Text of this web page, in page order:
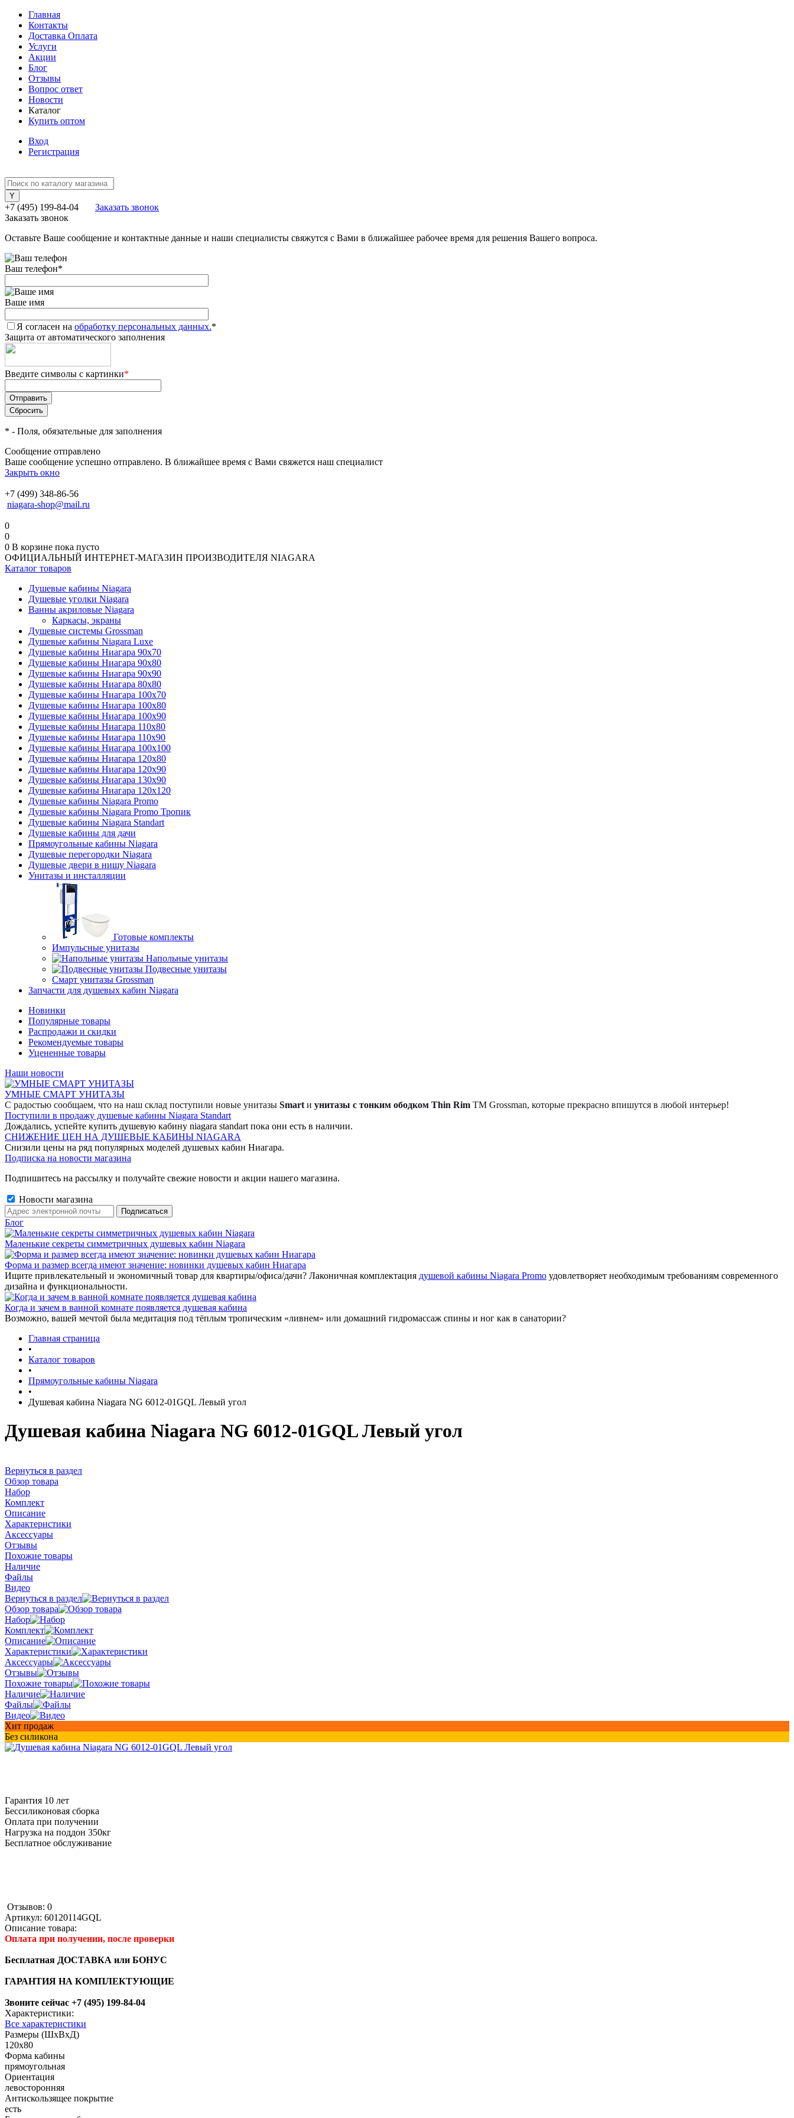
Главная
Контакты
Доставка Оплата
Услуги
Акции
Блог
Отзывы
Вопрос ответ
Новости
Каталог
Купить оптом
Вход
Регистрация
+7 (495) 199-84-04
Заказать звонок
Заказать звонок
Оставьте Ваше сообщение и контактные данные и наши специалисты свяжутся с Вами в ближайшее рабочее время для решения Вашего вопроса.
Ваш телефон*
Ваше имя
Я согласен на обработку персональных данных.*
Защита от автоматического заполнения
Введите символы с картинки*
* - Поля, обязательные для заполнения
Сообщение отправлено
Ваше сообщение успешно отправлено. В ближайшее время с Вами свяжется наш специалист
Закрыть окно
+7 (499) 348-86-56
niagara-shop@mail.ru
0
0
0 В корзине пока пусто
ОФИЦИАЛЬНЫЙ ИНТЕРНЕТ-МАГАЗИН ПРОИЗВОДИТЕЛЯ NIAGARA
Каталог товаров
Душевые кабины Niagara
Душевые уголки Niagara
Ванны акриловые Niagara
Каркасы, экраны
Душевые системы Grossman
Душевые кабины Niagara Luxe
Душевые кабины Ниагара 90x70
Душевые кабины Ниагара 90x80
Душевые кабины Ниагара 90x90
Душевые кабины Ниагара 80x80
Душевые кабины Ниагара 100x70
Душевые кабины Ниагара 100x80
Душевые кабины Ниагара 100x90
Душевые кабины Ниагара 110x80
Душевые кабины Ниагара 110x90
Душевые кабины Ниагара 100x100
Душевые кабины Ниагара 120x80
Душевые кабины Ниагара 120x90
Душевые кабины Ниагара 130x90
Душевые кабины Ниагара 120x120
Душевые кабины Niagara Promo
Душевые кабины Niagara Promo Тропик
Душевые кабины Niagara Standart
Душевые кабины для дачи
Прямоугольные кабины Niagara
Душевые перегородки Niagara
Душевые двери в нишу Niagara
Унитазы и инсталляции
Готовые комплекты
Импульсные унитазы
Напольные унитазы
Подвесные унитазы
Смарт унитазы Grossman
Запчасти для душевых кабин Niagara
Новинки
Популярные товары
Распродажи и скидки
Рекомендуемые товары
Уцененные товары
Наши новости
УМНЫЕ СМАРТ УНИТАЗЫ
С радостью сообщаем, что на наш склад поступили новые унитазы Smart и унитазы с тонким ободком Thin Rim TM Grossman, которые прекрасно впишутся в любой интерьер!
Поступили в продажу душевые кабины Niagara Standart
Дождались, успейте купить душевую кабину niagara standart пока они есть в наличии.
СНИЖЕНИЕ ЦЕН НА ДУШЕВЫЕ КАБИНЫ NIAGARA
Снизили цены на ряд популярных моделей душевых кабин Ниагара.
Подписка на новости магазина
Подпишитесь на рассылку и получайте свежие новости и акции нашего магазина.
Новости магазина
Блог
Маленькие секреты симметричных душевых кабин Niagara
Форма и размер всегда имеют значение: новинки душевых кабин Ниагара
Ищите привлекательный и экономичный товар для квартиры/офиса/дачи? Лаконичная комплектация душевой кабины Niagara Promo удовлетворяет необходимым требованиям современного
дизайна и функциональности.
Когда и зачем в ванной комнате появляется душевая кабина
Возможно, вашей мечтой была медитация под тёплым тропическим «ливнем» или домашний гидромассаж спины и ног как в санатории?
Главная страница
•
Каталог товаров
•
Прямоугольные кабины Niagara
•
Душевая кабина Niagara NG 6012-01GQL Левый угол
Душевая кабина Niagara NG 6012-01GQL Левый угол
Вернуться в раздел
Обзор товара
Набор
Комплект
Описание
Характеристики
Аксессуары
Отзывы
Похожие товары
Наличие
Файлы
Видео
Вернуться в раздел
Обзор товара
Набор
Комплект
Описание
Характеристики
Аксессуары
Отзывы
Похожие товары
Наличие
Файлы
Видео
Хит продаж
Без силикона
Гарантия 10 лет
Бессиликоновая сборка
Оплата при получении
Нагрузка на поддон 350кг
Бесплатное обслуживание
Отзывов: 0
Артикул: 60120114GQL
Описание товара:
Оплата при получении, после проверки
Бесплатная ДОСТАВКА или БОНУС
ГАРАНТИЯ НА КОМПЛЕКТУЮЩИЕ
Звоните сейчас +7 (495) 199-84-04
Характеристики:
Все характеристики
Размеры (ШхВхД)
120x80
Форма кабины
прямоугольная
Ориентация
левосторонняя
Антискользящее покрытие
есть